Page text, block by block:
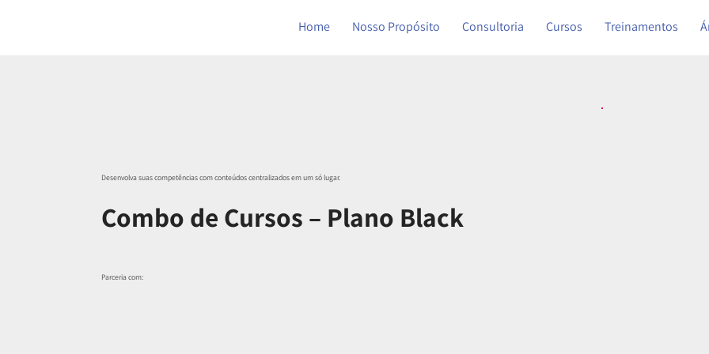
Home Nosso Propósito Consultoria Cursos Treinamentos
Desenvolva suas competências com conteúdos centralizados em um só lugar.
Combo de Cursos – Plano Black
Parceria com: